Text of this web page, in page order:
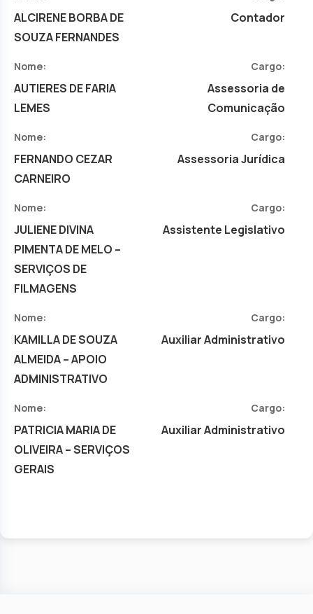
ALCIRENE BORBA DE
SOUZA FERNANDES
Contador
Nome:
AUTIERES DE FARIA
LEMES
Cargo:
Assessoria de
Comunicação
Nome:
FERNANDO CEZAR
CARNEIRO
Cargo:
Assessoria Jurídica
Nome:
JULIENE DIVINA
PIMENTA DE MELO –
SERVIÇOS DE
FILMAGENS
Cargo:
Assistente Legislativo
Nome:
KAMILLA DE SOUZA
ALMEIDA – APOIO
ADMINISTRATIVO
Cargo:
Auxiliar Administrativo
Nome:
PATRICIA MARIA DE
OLIVEIRA – SERVIÇOS
GERAIS
Cargo:
Auxiliar Administrativo